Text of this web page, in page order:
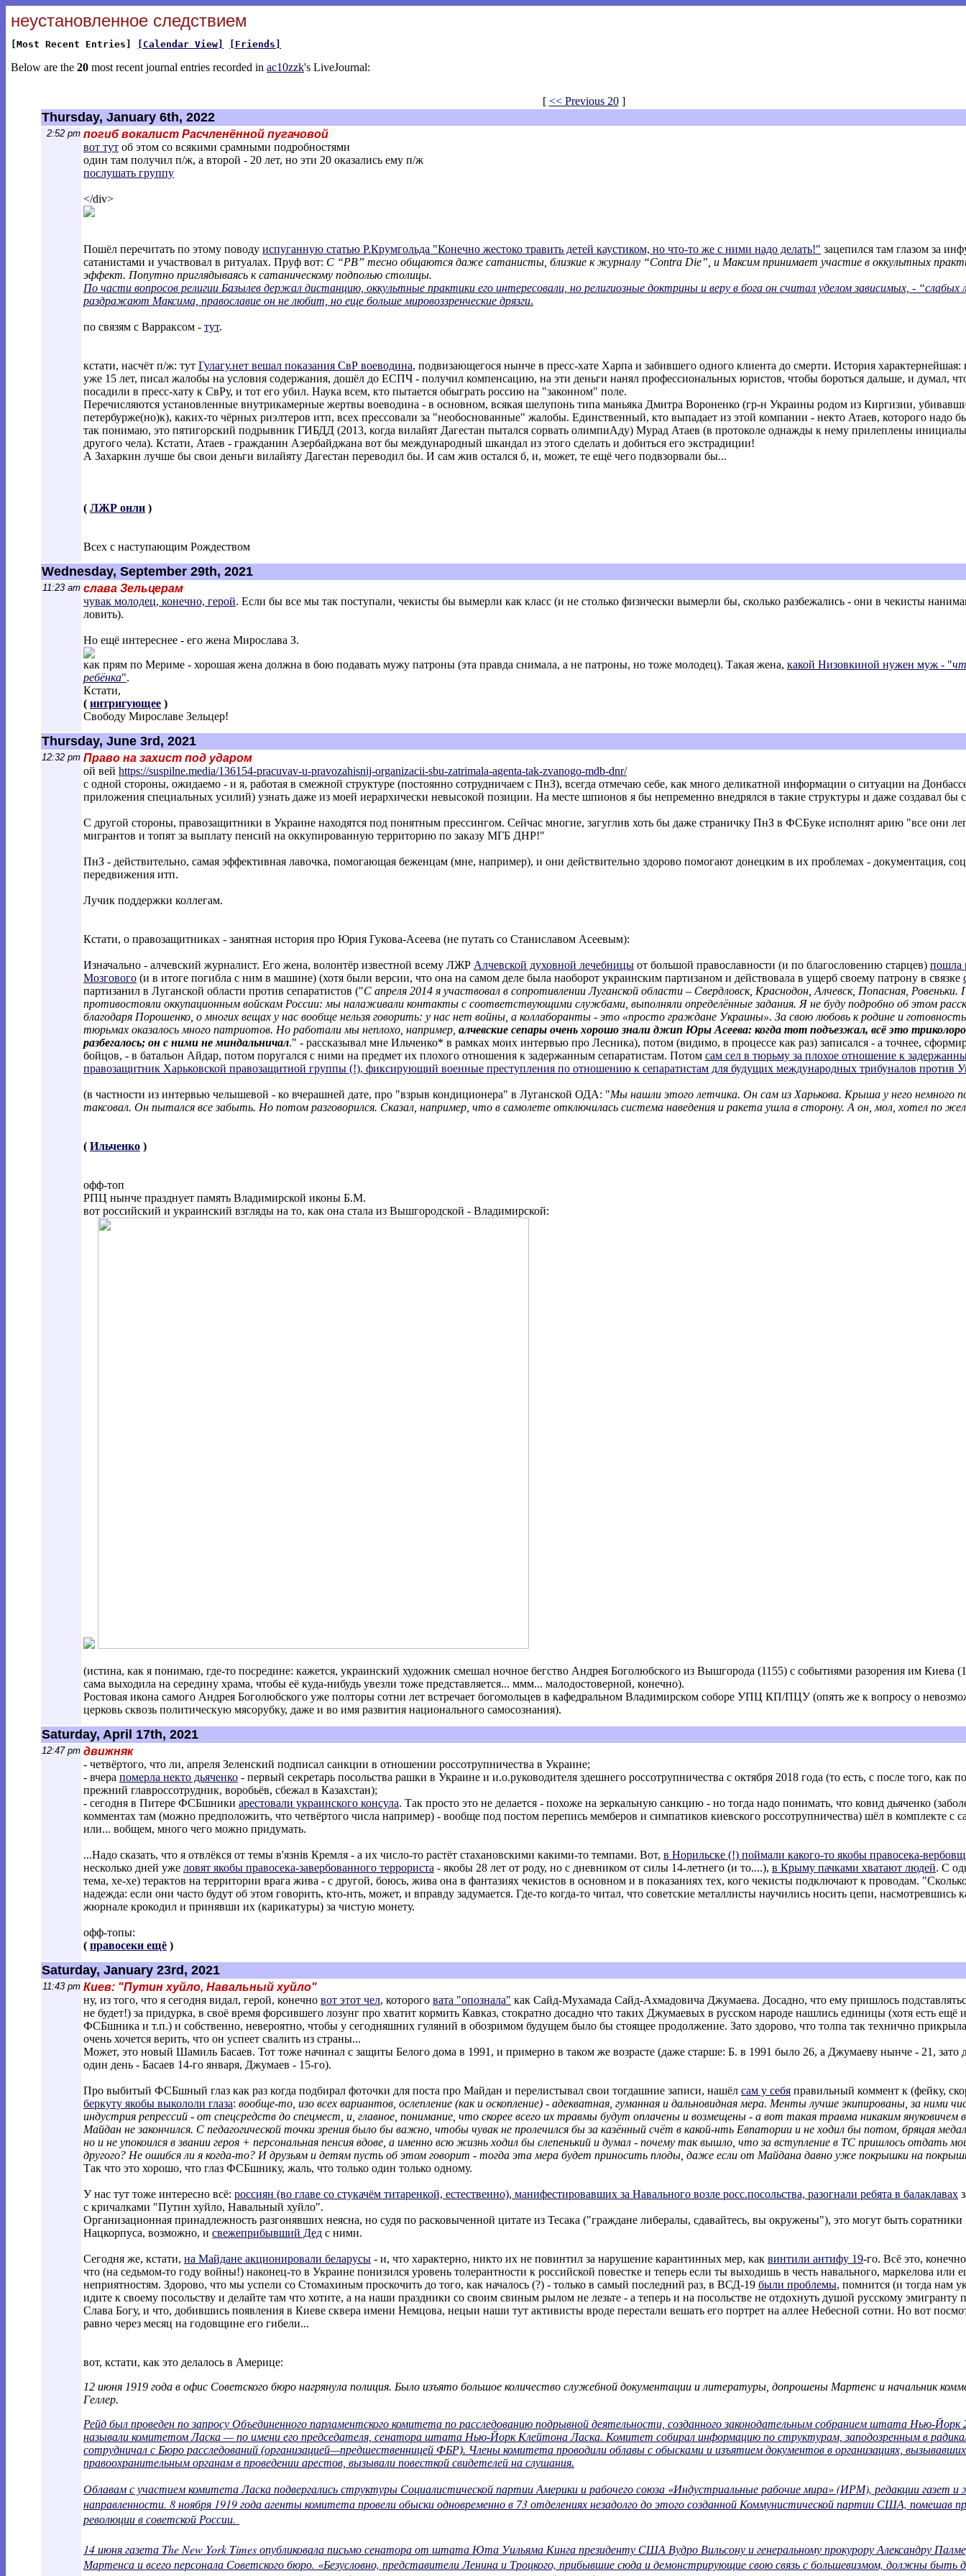
неустановленное следствием
[Most Recent Entries] [Calendar View] [Friends]
Below are the 20 most recent journal entries recorded in ac10zzk's LiveJournal:
[ << Previous 20]
Thursday, January 6th, 2022
2:52 pm погиб вокалист Расчленённой пугачовой
вот тут об этом со всякими срамными подробностями
один там получил п/ж, а второй - 20 лет, но эти 20 оказались ему п/ж
послушать группу
</div>
Пошёл перечитать по этому поводу испуганную статью Р.Крумгольда "Конечно жестоко травить детей каустиком, но что-то же с ними надо делать!" зацепился там глазом за
сатанистами и участвовал в ритуалах. Пруф вот: С “РВ” тесно общаются даже сатанисты, близкие к журналу “Contra Die”, и Максим принимает участие в оккультных
эффект. Попутно приглядываясь к сатаническому подполью столицы.
По части вопросов религии Базылев держал дистанцию, оккультные практики его интересовали, но религиозные доктрины и веру в бога он считал уделом зависимых, -
раздражают Максима, православие он не любит, но еще больше мировоззренческие дрязги.
по связям с Варраксом - тут.
кстати, насчёт п/ж: тут Гулагу.нет вешал показания СвР воеводина, подвизающегося нынче в пресс-хате Харпа и забившего одного клиента до смерти. История
уже 15 лет, писал жалобы на условия содержания, дошёл до ЕСПЧ - получил компенсацию, на эти деньги нанял профессиональных юристов, чтобы бороться дальше, и думал,
посадили в пресс-хату к СвРу, и тот его убил. Наука всем, кто пытается обыграть россию на "законном" поле.
Перечисляются установленные внутрикамерные жертвы воеводина - в основном, всякая шелупонь типа маньяка Дмитра Вороненко (гр-н Украины родом из Киргизии,
петербурже(но)к), каких-то чёрных риэлтеров итп, всех прессовали за "необоснованные" жалобы. Единственный, кто выпадает из этой компании - некто Атаев, которого надо
так понимаю, это пятигорский подрывник ГИБДД (2013, когда вилайят Дагестан пытался сорвать олимпиАду) Мурад Атаев (в протоколе однажды к нему прилеплены
другого чела). Кстати, Атаев - гражданин Азербайджана вот бы международный шкандал из этого сделать и добиться его экстрадиции!
А Захаркин лучше бы свои деньги вилайяту Дагестан переводил бы. И сам жив остался б, и, может, те ещё чего подвзорвали бы...
( ЛЖР онли )
Всех с наступающим Рождеством
Wednesday, September 29th, 2021
11:23 am слава Зельцерам
чувак молодец, конечно, герой. Если бы все мы так поступали, чекисты бы вымерли как класс (и не столько физически вымерли бы, сколько разбежались - они в чекисты
ловить).
Но ещё интереснее - его жена Мирослава З.
как прям по Мериме - хорошая жена должна в бою подавать мужу патроны (эта правда снимала, а не патроны, но тоже молодец). Такая жена, какой Низовкиной нужен муж - "
ребёнка".
Кстати,
( интригующее )
Свободу Мирославе Зельцер!
Thursday, June 3rd, 2021
12:32 pm Право на захист под ударом
ой вей https://suspilne.media/136154-pracuvav-u-pravozahisnij-organizacii-sbu-zatrimala-agenta-tak-zvanogo-mdb-dnr/
с одной стороны, ожидаемо - и я, работая в смежной структуре (постоянно сотрудничаем с ПнЗ), всегда отмечаю себе, как много деликатной информации о ситуации на
приложения специальных усилий) узнать даже из моей иерархически невысокой позиции. На месте шпионов я бы непременно внедрялся в такие структуры и даже создавал бы
С другой стороны, правозащитники в Украине находятся под понятным прессингом. Сейчас многие, загуглив хоть бы даже страничку ПнЗ в ФСБуке исполнят арию "все они
мигрантов и топят за выплату пенсий на оккупированную территорию по заказу МГБ ДНР!"
ПнЗ - действительно, самая эффективная лавочка, помогающая беженцам (мне, например), и они действительно здорово помогают донецким в их проблемах - документация,
передвижения итп.
Лучик поддержки коллегам.
Кстати, о правозащитниках - занятная история про Юрия Гукова-Асеева (не путать со Станиславом Асеевым):
Изначально - алчевский журналист. Его жена, волонтёр известной всему ЛЖР Алчевской духовной лечебницы от большой православности (и по благословению старцев) пошла
Мозгового (и в итоге погибла с ним в машине) (хотя были версии, что она на самом деле была наоборот украинским партизаном и действовала в ущерб своему патрону в связке
партизанил в Луганской области против сепаратистов ("С апреля 2014 я участвовал в сопротивлении Луганской области – Свердловск, Краснодон, Алчевск, Попасная,
противостояли оккупационным войскам России: мы налаживали контакты с соответствующими службами, выполняли определённые задания. Я не буду подробно об этом
благодаря Порошенко, о многих вещах у нас вообще нельзя говорить: у нас нет войны, а коллаборанты - это «просто граждане Украины». За свою любовь к родине и
тюрьмах оказалось много патриотов. Но работали мы неплохо, например, алчевские сепары очень хорошо знали джип Юры Асеева: когда тот подъезжал, всё это
разбегалось; он с ними не миндальничал." - рассказывал мне Ильченко* в рамках моих интервью про Лесника), потом (видимо, в процессе как раз) записался - а точнее,
бойцов, - в батальон Айдар, потом поругался с ними на предмет их плохого отношения к задержанным сепаратистам. Потом сам сел в тюрьму за плохое отношение к
правозащитник Харьковской правозащитной группы (!), фиксирующий военные преступления по отношению к сепаратистам для будущих международных трибуналов против
(в частности из интервью челышевой - ко вчерашней дате, про "взрыв кондиционера" в Луганской ОДА: "Мы нашли этого летчика. Он сам из Харькова. Крыша у него немного
таксовал. Он пытался все забыть. Но потом разговорился. Сказал, например, что в самолете отключилась система наведения и ракета ушла в сторону. А он, мол, хотел по
( Ильченко )
офф-топ
РПЦ нынче празднует память Владимирской иконы Б.М.
вот российский и украинский взгляды на то, как она стала из Вышгородской - Владимирской:
(истина, как я понимаю, где-то посредине: кажется, украинский художник смешал ночное бегство Андрея Боголюбского из Вышгорода (1155) с событиями разорения им Киева
сама выходила на середину храма, чтобы её куда-нибудь увезли тоже представляется... ммм... малодостоверной, конечно).
Ростовая икона самого Андрея Боголюбского уже полторы сотни лет встречает богомольцев в кафедральном Владимирском соборе УПЦ КП/ПЦУ (опять же к вопросу о
церковь сквозь политическую мясорубку, даже и во имя развития национального самосознания).
Saturday, April 17th, 2021
12:47 pm движняк
- четвёртого, что ли, апреля Зеленский подписал санкции в отношении россотрупничества в Украине;
- вчера померла некто дьяченко - первый секретарь посольства рашки в Украине и и.о.руководителя здешнего россотрупничества с октября 2018 года (то есть, с после того, как
прежний главроссотрудник, воробьёв, сбежал в Казахстан);
- сегодня в Питере ФСБшники арестовали украинского консула. Так просто это не делается - похоже на зеркальную санкцию - но тогда надо понимать, что ковид дьяченко
комментах там (можно предположить, что четвёртого числа например) - вообще под постом перепись мемберов и симпатиков киевского россотрупничества) шёл в комплекте
или... вобщем, много чего можно придумать.
...Надо сказать, что я отвлёкся от темы в'язнів Кремля - а их число-то растёт стахановскими какими-то темпами. Вот, в Норильске (!) поймали какого-то якобы правосека-
несколько дней уже ловят якобы правосека-завербованного террориста - якобы 28 лет от роду, но с дневником от силы 14-летнего (и то....), в Крыму пачками хватают людей. С
тема, хе-хе) терактов на территории врага жива - с другой, боюсь, жива она в фантазиях чекистов в основном и в показаниях тех, кого чекисты подключают к проводам.
надежда: если они часто будут об этом говорить, кто-нть, может, и вправду задумается. Где-то когда-то читал, что советские металлисты научились носить цепи, насмотревшись
жюрнале крокодил и принявши их (карикатуры) за чистую монету.
офф-топы:
( правосеки ещё )
Saturday, January 23rd, 2021
11:43 pm Киев: "Путин хуйло, Навальный хуйло"
ну, из того, что я сегодня видал, герой, конечно вот этот чел, которого вата "опознала" как Сайд-Мухамада Сайд-Ахмадовича Джумаева. Досадно, что ему пришлось
не будет!) за придурка, в своё время форсившего лозунг про хватит кормить Кавказ, стократно досадно что таких Джумаевых в русском народе нашлись единицы (хотя есть ещё
ФСБшника и т.п.) и собственно, невероятно, чтобы у сегодняшних гуляний в обозримом будущем было бы стоящее продолжение. Зато здорово, что толпа так технично
очень хочется верить, что он успеет свалить из страны...
Может, это новый Шамиль Басаев. Тот тоже начинал с защиты Белого дома в 1991, и примерно в таком же возрасте (даже старше: Б. в 1991 было 26, а Джумаеву нынче - 21, зато
один день - Басаев 14-го января, Джумаев - 15-го).
Про выбитый ФСБшный глаз как раз когда подбирал фоточки для поста про Майдан и перелистывал свои тогдашние записи, нашёл сам у себя правильный коммент к (фейку,
беркуту якобы выкололи глаза: вообще-то, изо всех вариантов, ослепление (как и оскопление) - адекватная, гуманная и дальновидная мера. Менты лучше экипированы, за ними
индустрия репрессий - от спецсредств до спецмест, и, главное, понимание, что скорее всего их травмы будут оплачены и возмещены - а вот такая травма никаким януковичем
Майдан не закончился. С педагогической точки зрения было бы важно, чтобы чувак не пролечился бы за казённый счёт в какой-нть Евпатории и не ходил бы потом, бряцая
но и не упокоился в звании героя + персональная пенсия вдове, а именно всю жизнь ходил бы слепенький и думал - почему так вышло, что за вступление в ТС пришлось отдать
другого? Не ошибся ли я когда-то? И друзьям и детям пусть об этом говорит - тогда эта мера будет приносить плоды, даже если от Майдана давно уже покрышки на
Так что это хорошо, что глаз ФСБшнику, жаль, что только один только одному.
У нас тут тоже интересно всё: россиян (во главе со стукачём титаренкой, естественно), манифестировавших за Навального возле росс.посольства, разогнали ребята в балаклавах
с кричалками "Путин хуйло, Навальный хуйло".
Организационная принадлежность разгонявших неясна, но судя по расковыченной цитате из Тесака ("граждане либералы, сдавайтесь, вы окружены"), это могут быть
Нацкорпуса, возможно, и свежеприбывший Дед с ними.
Сегодня же, кстати, на Майдане акционировали беларусы - и, что характерно, никто их не повинтил за нарушение карантинных мер, как винтили антифу 19-го. Всё это,
что (на седьмом-то году войны!) наконец-то в Украине понизился уровень толерантности к российской повестке и теперь если ты выходишь в честь навального, маркелова или
неприятностям. Здорово, что мы успели со Стомахиным проскочить до того, как началось (?) - только в самый последний раз, в ВСД-19 были проблемы, помнится (и тогда нам
идите к своему посольству и делайте там что хотите, а на наши праздники со своим свиным рылом не лезьте - а теперь и на посольстве не отдохнуть душой русскому эмигранту
Слава Богу, и что, добившись появления в Киеве сквера имени Немцова, нецыи наши тут активисты вроде перестали вешать его портрет на аллее Небесной сотни. Но вот
равно через месяц на годовщине его гибели...
вот, кстати, как это делалось в Америце:
12 июня 1919 года в офис Советского бюро нагрянула полиция. Было изъято большое количество служебной документации и литературы, допрошены Мартенс и начальник
Геллер.
Рейд был проведен по запросу Объединенного парламентского комитета по расследованию подрывной деятельности, созданного законодательным собранием штата Нью-
называли комитетом Ласка — по имени его председателя, сенатора штата Нью-Йорк Клейтона Ласка. Комитет собирал информацию по структурам, заподозренным в
сотрудничал с Бюро расследований (организацией—предшественницей ФБР). Члены комитета проводили облавы с обысками и изъятием документов в организациях, вызывавших
правоохранительным органам в проведении арестов, вызывали повесткой свидетелей на слушания.
Облавам с участием комитета Ласка подвергались структуры Социалистической партии Америки и рабочего союза «Индустриальные рабочие мира» (ИРМ), редакции газет и
направленности. 8 ноября 1919 года агенты комитета провели обыски одновременно в 73 отделениях незадолго до этого созданной Коммунистической партии США, помешав
революции в советской России.
14 июня газета The New York Times опубликовала письмо сенатора от штата Юта Уильяма Кинга президенту США Вудро Вильсону и генеральному прокурору Александру
Мартенса и всего персонала Советского бюро. «Безусловно, представители Ленина и Троцкого, прибывшие сюда и демонстрирующие свою связь с большевизмом, должны